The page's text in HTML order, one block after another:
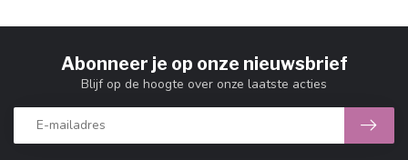
Abonneer je op onze nieuwsbrief
Blijf op de hoogte over onze laatste acties